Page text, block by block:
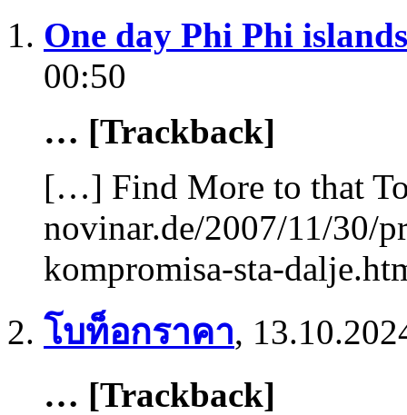
One day Phi Phi
00:50
… [Trackback]
[…] Find More to that
novinar.de/2007/11/30/
kompromisa-sta-
โบท็อกราคา,
… [Trackback]